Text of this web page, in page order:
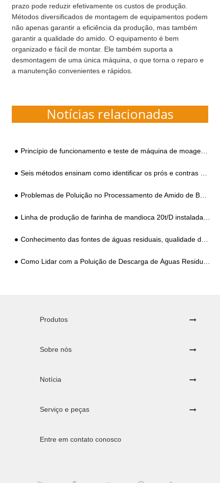
prazo pode reduzir efetivamente os custos de produção.
Métodos diversificados de montagem de equipamentos podem
não apenas garantir a eficiência da produção, mas também
garantir a qualidade do amido. O equipamento é bem
organizado e fácil de montar. Ele também suporta a
desmontagem de uma única máquina, o que torna o reparo e
a manutenção convenientes e rápidos.
Notícias relacionadas
Princípio de funcionamento e teste de máquina de moagem de mandioca
Seis métodos ensinam como identificar os prós e contras do amido de batata-doce
Problemas de Poluição no Processamento de Amido de Batata Doce em Áreas Rurais e Requisitos de Equipamentos e Tecnologia
Linha de produção de farinha de mandioca 20t/D instalada na África
Conhecimento das fontes de águas residuais, qualidade da água e padrões de descarga necessários para processar amido de batata-doce
Como Lidar com a Poluição de Descarga de Águas Residuais de Processamento de Amido de Batata-doce
Produtos
Sobre nós
Notícia
Serviço e peças
Entre em contato conosco